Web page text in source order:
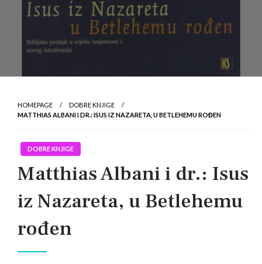
HOMEPAGE
DOBRE KNJIGE
MATTHIAS ALBANI I DR.: ISUS IZ NAZARETA, U BETLEHEMU ROĐEN
DOBRE KNJIGE
Matthias Albani i dr.: Isus
iz Nazareta, u Betlehemu
rođen